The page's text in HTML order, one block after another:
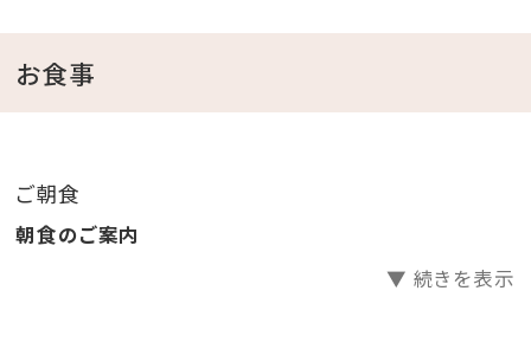
SERVICE＞のページよりご確認下さい。
が行います。)
・バスローブ・ビーチパーカー・セパレートタイプのナイ
お食事
ご朝食
朝食のご案内
▼ 続きを表示